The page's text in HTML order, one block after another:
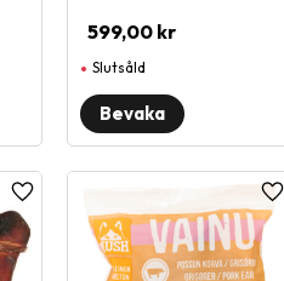
599,00kr
Slutsåld
Lägg till i favoriter